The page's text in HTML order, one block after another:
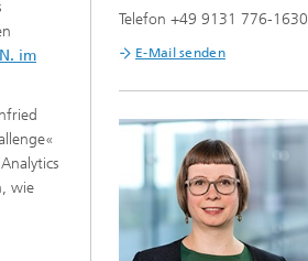
im
wie
Telefon +49 9131 776-1630
E-Mail senden